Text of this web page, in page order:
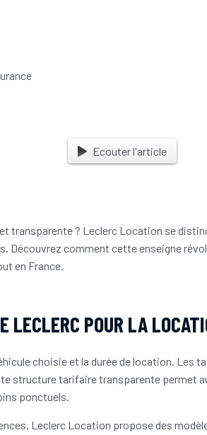
Ecouter l'article
transparente ? Leclerc Location se
Découvrez comment cette enseigne
en France.
POUR LA
choisie et la durée de location. Les
structure tarifaire transparente permet
ponctuels.
Leclerc Location propose des